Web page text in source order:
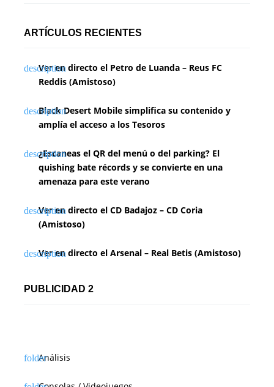
ARTÍCULOS RECIENTES
Ver en directo el Petro de Luanda – Reus FC
Reddis (Amistoso)
Black Desert Mobile simplifica su contenido y
amplía el acceso a los Tesoros
¿Escaneas el QR del menú o del parking? El
quishing bate récords y se convierte en una
amenaza para este verano
Ver en directo el CD Badajoz – CD Coria
(Amistoso)
Ver en directo el Arsenal – Real Betis (Amistoso)
PUBLICIDAD 2
Análisis